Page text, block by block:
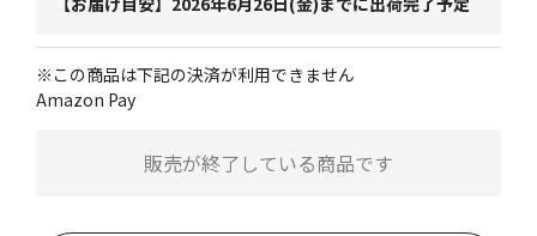
※この商品は下記の決済が利用できません
Amazon Pay
販売が終了している商品です